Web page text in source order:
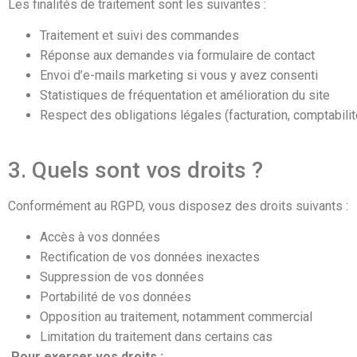
Les finalités de traitement sont les suivantes :
Traitement et suivi des commandes
Réponse aux demandes via formulaire de contact
Envoi d’e-mails marketing si vous y avez consenti
Statistiques de fréquentation et amélioration du site
Respect des obligations légales (facturation,
3. Quels sont vos droits ?
Conformément au RGPD, vous disposez des droits suivants :
Accès à vos données
Rectification de vos données inexactes
Suppression de vos données
Portabilité de vos données
Opposition au traitement, notamment commercial
Limitation du traitement dans certains cas